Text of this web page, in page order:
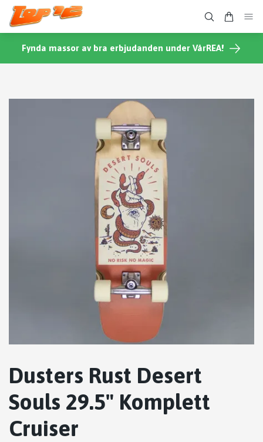
Fynda massor av bra erbjudanden under VårREA!
Dusters Rust Desert
Souls 29.5" Komplett
Cruiser